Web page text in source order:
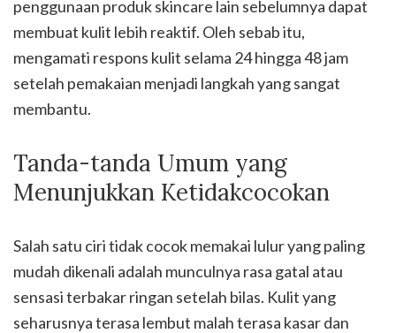
penggunaan produk skincare lain sebelumnya dapat
membuat kulit lebih reaktif. Oleh sebab itu,
mengamati respons kulit selama 24 hingga 48 jam
setelah pemakaian menjadi langkah yang sangat
membantu.
Tanda-tanda Umum yang
Menunjukkan Ketidakcocokan
Salah satu ciri tidak cocok memakai lulur yang paling
mudah dikenali adalah munculnya rasa gatal atau
sensasi terbakar ringan setelah bilas. Kulit yang
seharusnya terasa lembut malah terasa kasar dan